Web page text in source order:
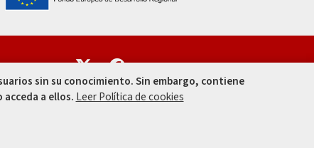
sin su conocimiento. Sin embargo, contiene
a ellos. Leer Política de cookies